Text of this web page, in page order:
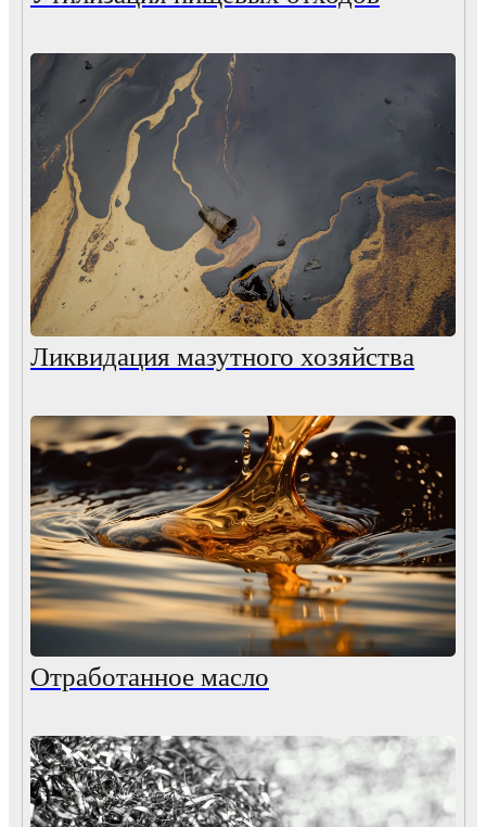
Ликвидация мазутного хозяйства
Отработанное масло